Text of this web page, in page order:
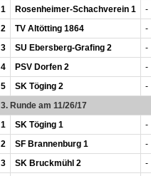
1
Rosenheimer-Schachverein 1
-
2
TV Altötting 1864
-
3
SU Ebersberg-Grafing 2
-
4
PSV Dorfen 2
-
5
SK Töging 2
-
3. Runde am 11/26/17
1
SK Töging 1
-
2
SF Brannenburg 1
-
3
SK Bruckmühl 2
-